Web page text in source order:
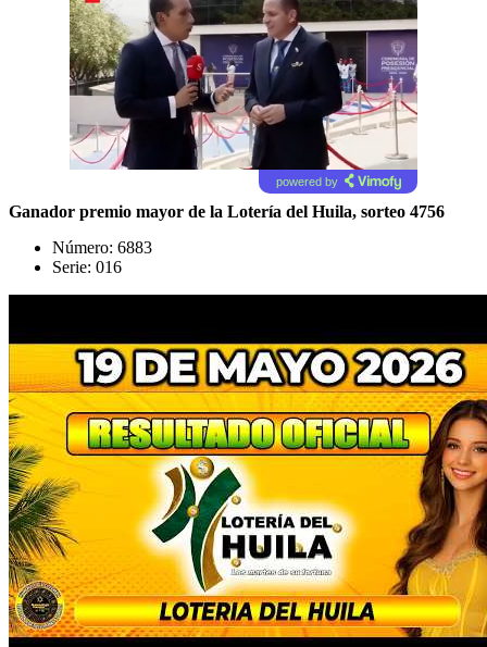
powered by
Ganador premio mayor de la Lotería del Huila, sorteo 4756
Número: 6883
Serie: 016